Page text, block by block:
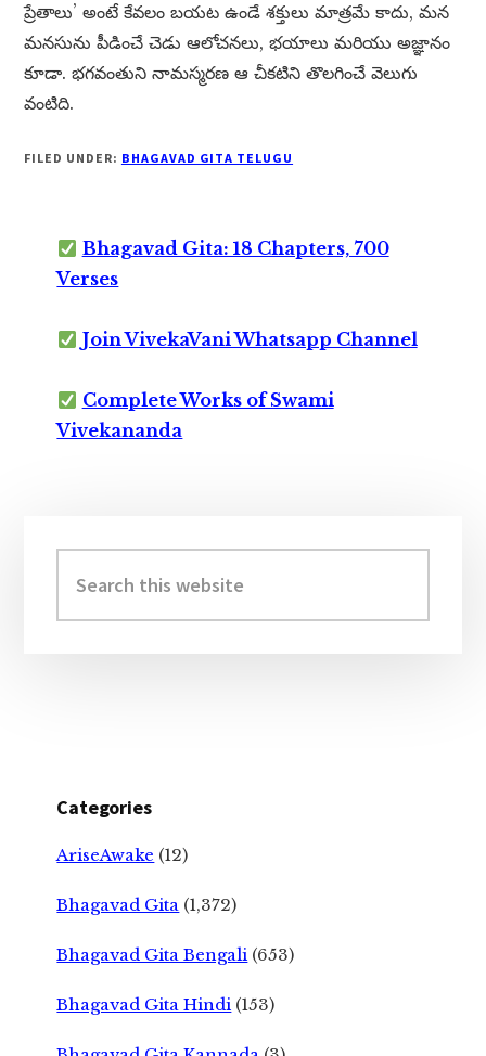
ప్రేతాలు’ అంటే కేవలం బయట ఉండే శక్తులు మాత్రమే కాదు, మన
మనసును పీడించే చెడు ఆలోచనలు, భయాలు మరియు అజ్ఞానం
కూడా. భగవంతుని నామస్మరణ ఆ చీకటిని తొలగించే వెలుగు
వంటిది.
FILED UNDER: BHAGAVAD GITA TELUGU
Bhagavad Gita: 18 Chapters, 700
Verses
Join VivekaVani Whatsapp Channel
Complete Works of Swami
Vivekananda
Sidebar
this
website
Categories
AriseAwake (12)
Bhagavad Gita (1,372)
Bhagavad Gita Bengali (653)
Bhagavad Gita Hindi (153)